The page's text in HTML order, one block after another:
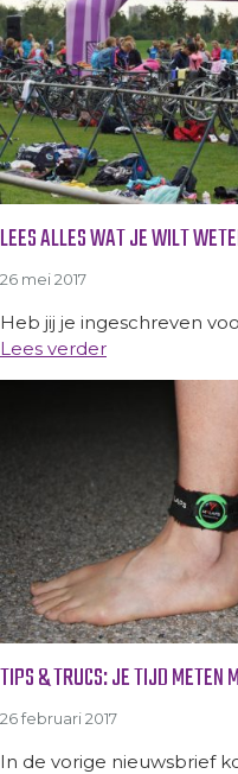
LEES ALLES WAT JE WILT
26 mei 2017
Heb jij je ingeschreven
Lees verder
TIPS & TRUCS: JE TIJD METEN
26 februari 2017
In de vorige nieuwsbrief